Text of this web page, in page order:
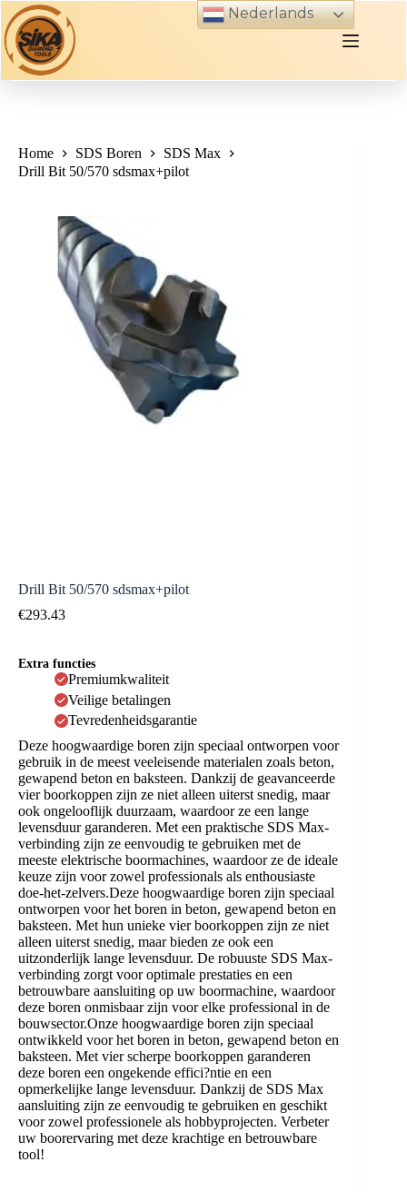
Skip
to
content
Home SDS Boren
SDS Max
Drill Bit 50/570 sdsmax+pilot
Drill Bit 50/570 sdsmax+pilot
€293.43
Extra functies
Premiumkwaliteit
Veilige betalingen
Tevredenheidsgarantie
Deze hoogwaardige boren zijn speciaal ontworpen voor
gebruik in de meest veeleisende materialen zoals beton,
gewapend beton en baksteen. Dankzij de geavanceerde
vier boorkoppen zijn ze niet alleen uiterst snedig, maar
ook ongelooflijk duurzaam, waardoor ze een lange
levensduur garanderen. Met een praktische SDS Max-
verbinding zijn ze eenvoudig te gebruiken met de
meeste elektrische boormachines, waardoor ze de ideale
keuze zijn voor zowel professionals als enthousiaste
doe-het-zelvers.Deze hoogwaardige boren zijn speciaal
ontworpen voor het boren in beton, gewapend beton en
baksteen. Met hun unieke vier boorkoppen zijn ze niet
alleen uiterst snedig, maar bieden ze ook een
uitzonderlijk lange levensduur. De robuuste SDS Max-
verbinding zorgt voor optimale prestaties en een
betrouwbare aansluiting op uw boormachine, waardoor
deze boren onmisbaar zijn voor elke professional in de
bouwsector.Onze hoogwaardige boren zijn speciaal
ontwikkeld voor het boren in beton, gewapend beton en
baksteen. Met vier scherpe boorkoppen garanderen
deze boren een ongekende effici?ntie en een
opmerkelijke lange levensduur. Dankzij de SDS Max
aansluiting zijn ze eenvoudig te gebruiken en geschikt
voor zowel professionele als hobbyprojecten. Verbeter
uw boorervaring met deze krachtige en betrouwbare
tool!
Nederlands